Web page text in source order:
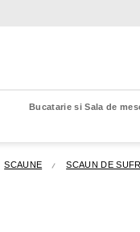
Bucatarie si Sala de
SCAUNE SCAUN DE